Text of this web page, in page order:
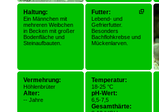
Haltung:
Ein Männchen mit
mehreren Weibchen
in Becken mit großer
Bodenfläche und
Steinaufbauten.
Futter:
Lebend- und
Gefrierfutter.
Besonders
Bachflohkrebse und
Mückenlarven.
Vermehrung:
Höhlenbrüter
Alter:
-- Jahre
Temperatur:
18-25 °C
pH-Wert:
6,5-7,5
Gesamthärte: